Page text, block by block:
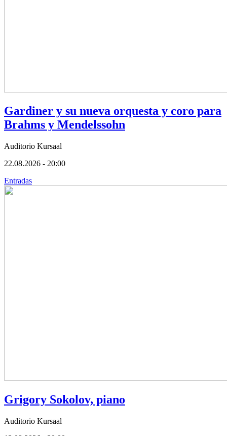
Gardiner y su nueva orquesta y coro para
Brahms y Mendelssohn
Auditorio Kursaal
22.08.2026 - 20:00
Entradas
Grigory Sokolov, piano
Auditorio Kursaal